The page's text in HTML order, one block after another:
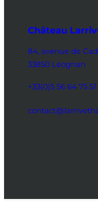
Château
84, avenue de
33850 Léognan
+33(0)5 56 64 75 51